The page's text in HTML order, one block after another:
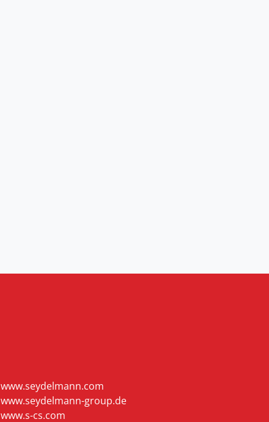
www.seydelmann.com
www.seydelmann-group.de
www.s-cs.com